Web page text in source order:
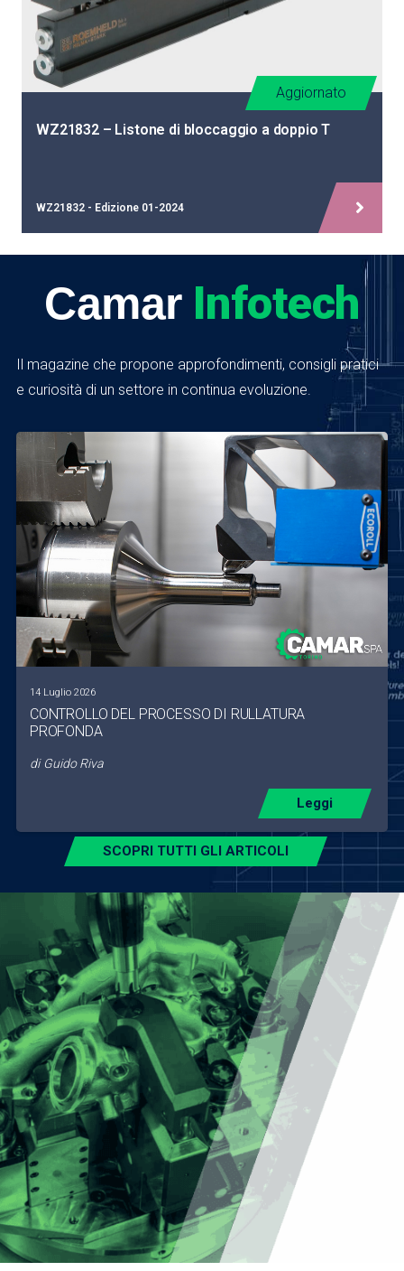
WZ21832 – Listone di bloccaggio a doppio T
Aggiornato
WZ21832 - Edizione 01-2024
Camar Infotech
Il magazine che propone approfondimenti, consigli pratici
e curiosità di un settore in continua evoluzione.
14 Luglio 2026
CONTROLLO DEL PROCESSO DI RULLATURA
PROFONDA
di Guido Riva
Leggi
SCOPRI TUTTI GLI ARTICOLI